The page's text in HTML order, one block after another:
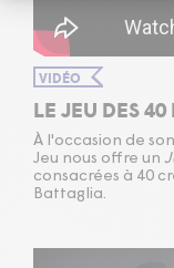
VIDÉO
LE JEU DES
À l'occasion de
Jeu nous offre un
consacrées à 40
Battaglia.